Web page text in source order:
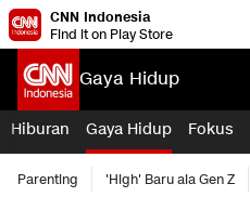
CNN Indonesia
Find it on Play Store
Gaya Hidup
Hiburan Gaya Hidup Fokus
Parenting 'High' Baru ala Gen Z